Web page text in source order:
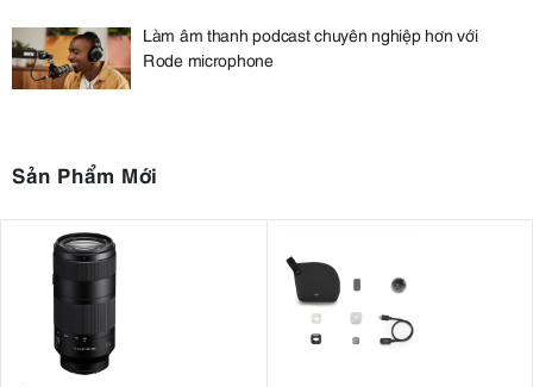
Làm âm thanh podcast chuyên nghiệp hơn với
Rode microphone
Sản Phẩm Mới